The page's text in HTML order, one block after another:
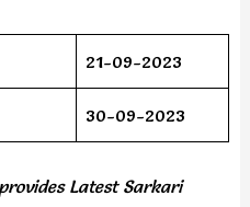
21-09-2023
30-09-2023
Latest Sarkari